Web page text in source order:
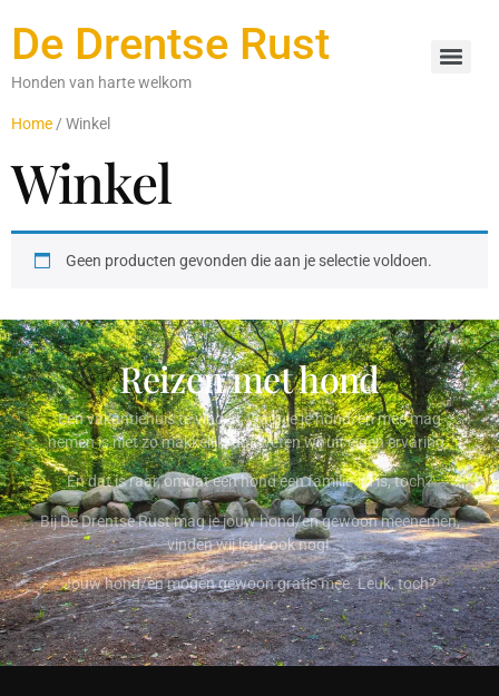
De Drentse Rust
Honden van harte welkom
Home / Winkel
Winkel
Geen producten gevonden die aan je selectie voldoen.
Reizen met hond
Een vakantiehuis te vinden, waar je je hond/en mee mag
nemen is niet zo makkelijk, dat weten wij uit eigen ervaring.
En dat is raar, omdat een hond een familie-lid is, toch?
Bij De Drentse Rust mag je jouw hond/en gewoon meenemen,
vinden wij leuk ook nog!
Jouw hond/en mogen gewoon gratis mee. Leuk, toch?